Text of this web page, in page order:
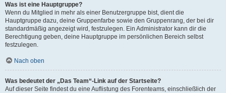
Was ist eine Hauptgruppe?
Wenn du Mitglied in mehr als einer Benutzergruppe bist, dient die
Hauptgruppe dazu, deine Gruppenfarbe sowie den Gruppenrang, der bei dir
standardmäßig angezeigt wird, festzulegen. Ein Administrator kann dir die
Berechtigung geben, deine Hauptgruppe im persönlichen Bereich selbst
festzulegen.
Nach oben
Was bedeutet der „Das Team“-Link auf der Startseite?
Auf dieser Seite findest du eine Auflistung des Forenteams, einschließlich der